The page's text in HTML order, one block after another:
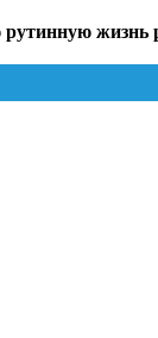
жизнь